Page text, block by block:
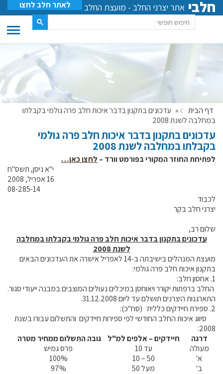
חלבי אתר יצרני החלב - מועצת החלב לאתר חלב לחצו
דף הבית » עדכונים בתקנון בדבר איכות חלב פרה גולמי בקבלתו
במחלבה לשנת 2008
עדכונים בתקנון בדבר איכות חלב פרה גולמי
בקבלתו במחלבה לשנת 2008
לפתיחת החוזר המקורי בפורמט וורד – לחצו כאן…
‏י"א ניסן, תשס"ח
08-285-14
לכבוד
יצרני חלב בקר
שלום רב,
עדכונים בתקנון בדבר איכות חלב פרה גולמי בקבלתו במחלבה
לשנת 2008
מועצת המנהלים בישיבתה ב-14 לאפריל אישרה את העדכונים הבאים
בתקנון איכות חלב פרה גולמי:
1. אחסון חלב:
החלב ברפתות יקורר ויאוחסן במיכלים נעולים המוצבים במבנה ייעודי סגור.
התארגנות היצרנים תושלם עד ליום 31.12.2008.
2. ספירת חיידקים כללית (סח"כ):
סיווג איכות החלב החודשי לפי ספירות חיידקים והתשלום עבורו בשנת
2008:
דרגה
חיידקים – אלפים למ"ל
גובה התשלום ממחיר מטרה
מעולה
עד 10
פרס גמיש
א'
50 – 10
100%
ב'
מעל 50
97%